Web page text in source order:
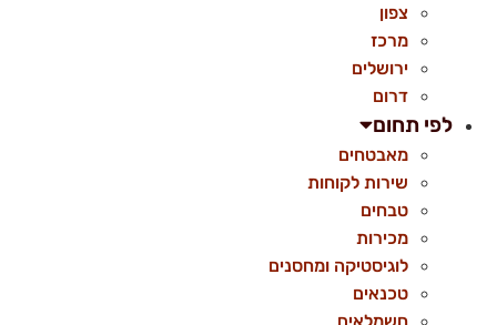
צפון
מרכז
ירושלים
דרום
לפי תחום
מאבטחים
שירות לקוחות
טבחים
מכירות
לוגיסטיקה ומחסנים
טכנאים